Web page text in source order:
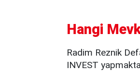
Hangi
Radim Reznik
INVEST